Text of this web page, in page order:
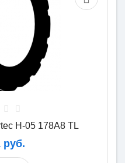
H-05 178A8 TL
руб.